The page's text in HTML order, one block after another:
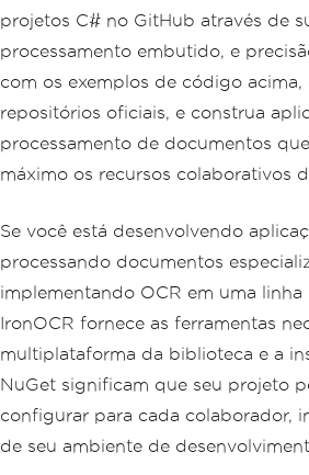
projetos C# no GitHub através de
processamento embutido, e
com os exemplos de código acima,
repositórios oficiais, e construa
processamento de documentos
máximo os recursos colaborativos
Se você está desenvolvendo
processando documentos
implementando OCR em uma
IronOCR fornece as ferramentas
multiplataforma da biblioteca e a
NuGet significam que seu projeto
configurar para cada colaborador,
de seu ambiente de